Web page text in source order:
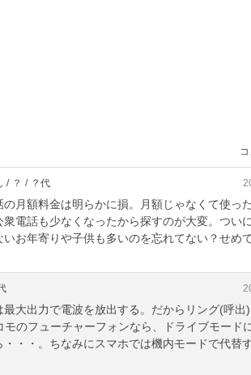
/ ？ / ？代
月額料金は明らかに損。月額じゃなくて使っ
電話も少なくなったから探すのが大変。つい
お年寄りや子供も多いのを忘れてない？せめ
大出力で電波を放出する。だからリング(呼出
のフューチャーフォンなら、ドライブモード
・・。ちなみにスマホでは機内モードで代替